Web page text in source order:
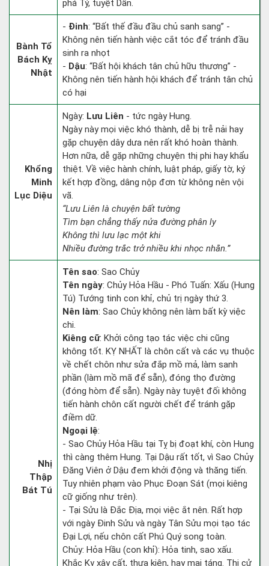
phá Tý, tuyệt Dần.
Bành Tổ
Bách Kỵ
Nhật
- Đinh: “Bất thế đầu đầu chủ sanh sang” -
Không nên tiến hành việc cắt tóc để tránh đầu
sinh ra nhọt
- Dậu: “Bất hội khách tân chủ hữu thương” -
Không nên tiến hành hội khách để tránh tân chủ
có hại
Khổng
Minh
Lục Diệu
Ngày: Lưu Liên - tức ngày Hung.
Ngày này mọi việc khó thành, dễ bị trễ nải hay
gặp chuyện dây dưa nên rất khó hoàn thành.
Hơn nữa, dễ gặp những chuyện thị phi hay khẩu
thiệt. Về việc hành chính, luật pháp, giấy tờ, ký
kết hợp đồng, dâng nộp đơn từ không nên vội
vã.
“Lưu Liên là chuyện bất tường
Tìm bạn chẳng thấy nửa đường phân ly
Không thì lưu lạc một khi
Nhiều đường trắc trở nhiều khi nhọc nhằn.”
Nhị
Thập
Bát Tú
Tên sao: Sao Chủy
Tên ngày: Chủy Hỏa Hầu - Phó Tuấn: Xấu (Hung
Tú) Tướng tinh con khỉ, chủ trị ngày thứ 3.
Nên làm: Sao Chủy không nên làm bất kỳ việc
chi.
Kiêng cữ: Khởi công tạo tác việc chi cũng
không tốt. KỴ NHẤT là chôn cất và các vụ thuộc
về chết chôn như sửa đắp mồ mả, làm sanh
phần (làm mồ mã để sẵn), đóng thọ đường
(đóng hòm để sẵn). Ngày này tuyệt đối không
tiến hành chôn cất người chết để tránh gặp
điềm dữ.
Ngoại lệ:
- Sao Chủy Hỏa Hầu tại Tỵ bị đoạt khí, còn Hung
thì càng thêm Hung. Tại Dậu rất tốt, vì Sao Chủy
Đăng Viên ở Dậu đem khởi động và thăng tiến.
Tuy nhiên phạm vào Phục Đoạn Sát (mọi kiêng
cữ giống như trên).
- Tại Sửu là Đắc Địa, mọi việc ắt nên. Rất hợp
với ngày Đinh Sửu và ngày Tân Sửu mọi tạo tác
Đại Lợi, nếu chôn cất Phú Quý song toàn.
Chủy: Hỏa Hầu (con khỉ): Hỏa tinh, sao xấu.
Khắc Kỵ xây cất, thưa kiện, hay mai táng. Thi cử